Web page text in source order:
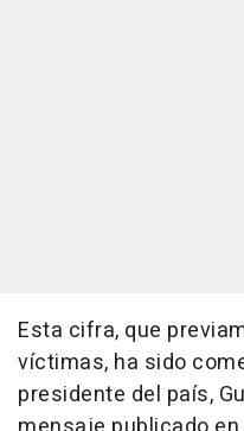
Esta cifra, que
víctimas, ha sido
presidente del país,